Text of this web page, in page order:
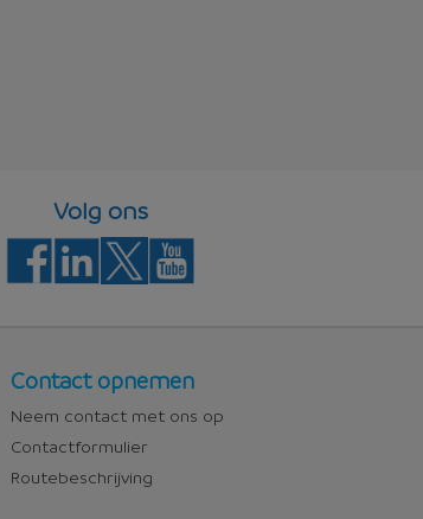
Volg ons
Contact
Contact opnemen
Neem contact met ons op
Contactformulier
Routebeschrijving